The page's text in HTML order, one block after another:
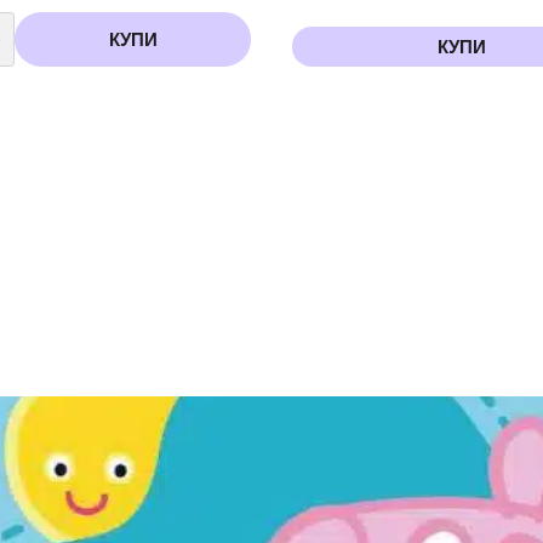
КУПИ КУПИ